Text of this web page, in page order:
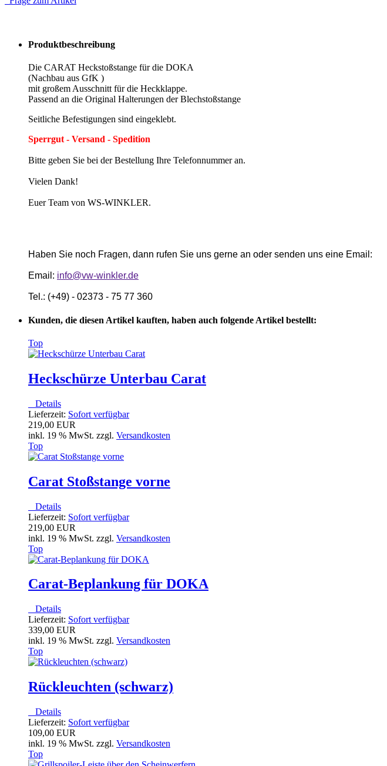
Produktbeschreibung
Die CARAT Heckstoßstange für die DOKA
(Nachbau aus GfK )
mit großem Ausschnitt für die Heckklappe.
Passend an die Original Halterungen der Blechstoßstange
Seitliche Befestigungen sind eingeklebt.
Sperrgut - Versand - Spedition
Bitte geben Sie bei der Bestellung Ihre Telefonnummer an.
Vielen Dank!
Euer Team von WS-WINKLER.
Haben Sie noch Fragen, dann rufen Sie uns gerne an oder senden uns eine Email:
Email: info@vw-winkler.de
Tel.: (+49) - 02373 - 75 77 360
Kunden, die diesen Artikel kauften, haben auch folgende Artikel bestellt:
Top
Heckschürze Unterbau Carat
Details
Lieferzeit: Sofort verfügbar
219,00 EUR
inkl. 19 % MwSt. zzgl. Versandkosten
Top
Carat Stoßstange vorne
Details
Lieferzeit: Sofort verfügbar
219,00 EUR
inkl. 19 % MwSt. zzgl. Versandkosten
Top
Carat-Beplankung für DOKA
Details
Lieferzeit: Sofort verfügbar
339,00 EUR
inkl. 19 % MwSt. zzgl. Versandkosten
Top
Rückleuchten (schwarz)
Details
Lieferzeit: Sofort verfügbar
109,00 EUR
inkl. 19 % MwSt. zzgl. Versandkosten
Top